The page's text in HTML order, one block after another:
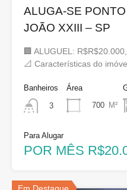
ALUGA-SE
JOÃO XXIII – SP
🏢 ALUGUEL:
📐 Características do
Banheiros
3
Área
700 M²
Para Alugar
POR MÊS
Em Destaque